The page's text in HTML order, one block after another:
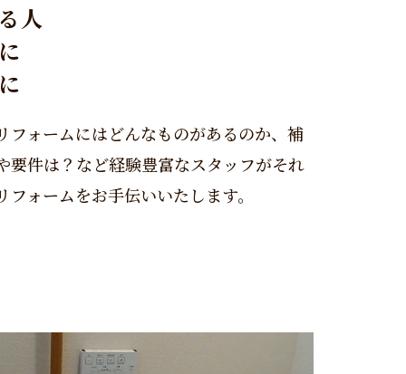
人
フォームにはどんなものがあるのか、補
要件は？など経験豊富なスタッフがそれ
ォームをお手伝いいたします。